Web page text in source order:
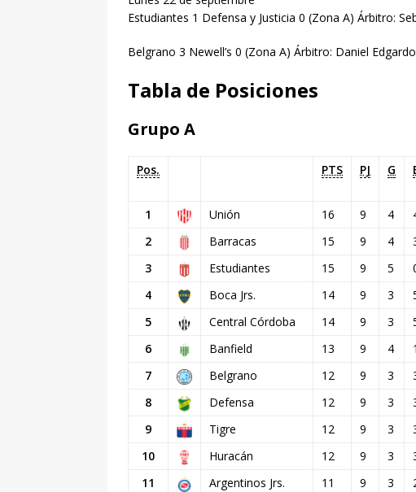
Estudiantes 1 Defensa y Justicia 0 (Zona A) Árbitro:
Belgrano 3 Newell’s 0 (Zona A) Árbitro: Daniel
Tabla de Posiciones
Grupo A
Pos. PTS PJ G
1
Unión 16 9 4
2
Barracas 15 9 4
3
Estudiantes 15 9 5
4
Boca Jrs. 14 9 3
5
Central Córdoba 14 9 3
6
Banfield 13 9 4 1
7
Belgrano 12 9 3
8
Defensa 12 9 3
9
Tigre 12 9 3
10
Huracán 12 9 3
11
Argentinos Jrs. 11 9 3